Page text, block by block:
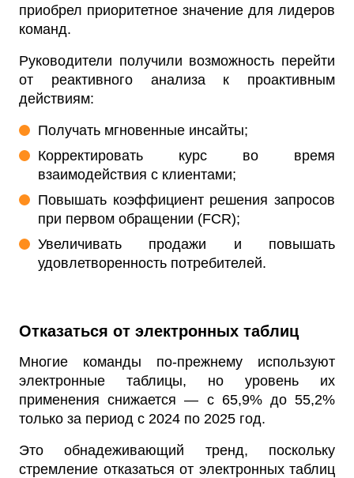
приобрел приоритетное значение для лидеров
команд.
Руководители получили возможность перейти
от реактивного анализа к проактивным
действиям:
Получать мгновенные инсайты;
Корректировать курс во время
взаимодействия с клиентами;
Повышать коэффициент решения запросов
при первом обращении (FCR);
Увеличивать продажи и повышать
удовлетворенность потребителей.
Отказаться от электронных таблиц
Многие команды по-прежнему используют
электронные таблицы, но уровень их
применения снижается — с 65,9% до 55,2%
только за период с 2024 по 2025 год.
Это обнадеживающий тренд, поскольку
стремление отказаться от электронных таблиц